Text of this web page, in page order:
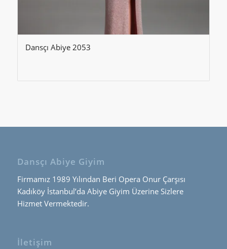
Dansçı Abiye 2053
Dansçı Abiye Giyim
Firmamız 1989 Yılından Beri Opera Onur Çarşısı
Kadıköy İstanbul’da Abiye Giyim Üzerine Sizlere
Hizmet Vermektedir.
İletişim